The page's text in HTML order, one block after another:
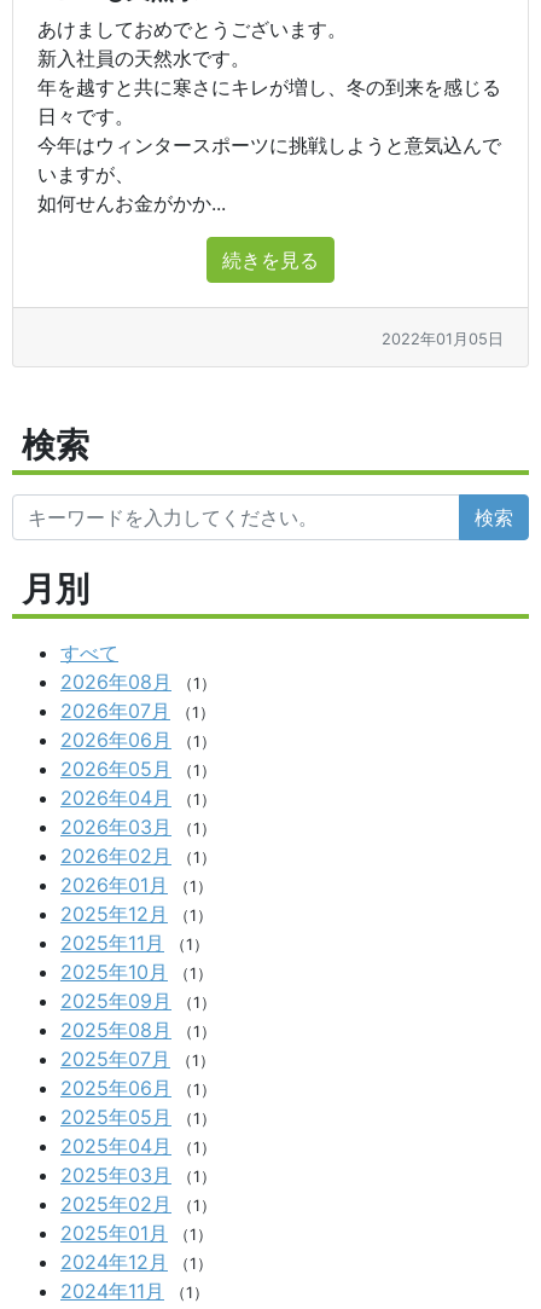
あけましておめでとうございます。
新入社員の天然水です。
年を越すと共に寒さにキレが増し、冬の到来を感じる
日々です。
今年はウィンタースポーツに挑戦しようと意気込んで
いますが、
如何せんお金がかか...
続きを見る
2022年01月05日
検索
検索
月別
すべて
2026年08月
（1）
2026年07月 （1）
2026年06月 （1）
2026年05月 （1）
2026年04月 （1）
2026年03月 （1）
2026年02月 （1）
2026年01月 （1）
2025年12月 （1）
2025年11月 （1）
2025年10月 （1）
2025年09月 （1）
2025年08月 （1）
2025年07月 （1）
2025年06月 （1）
2025年05月 （1）
2025年04月 （1）
2025年03月 （1）
2025年02月 （1）
2025年01月 （1）
2024年12月 （1）
2024年11月 （1）